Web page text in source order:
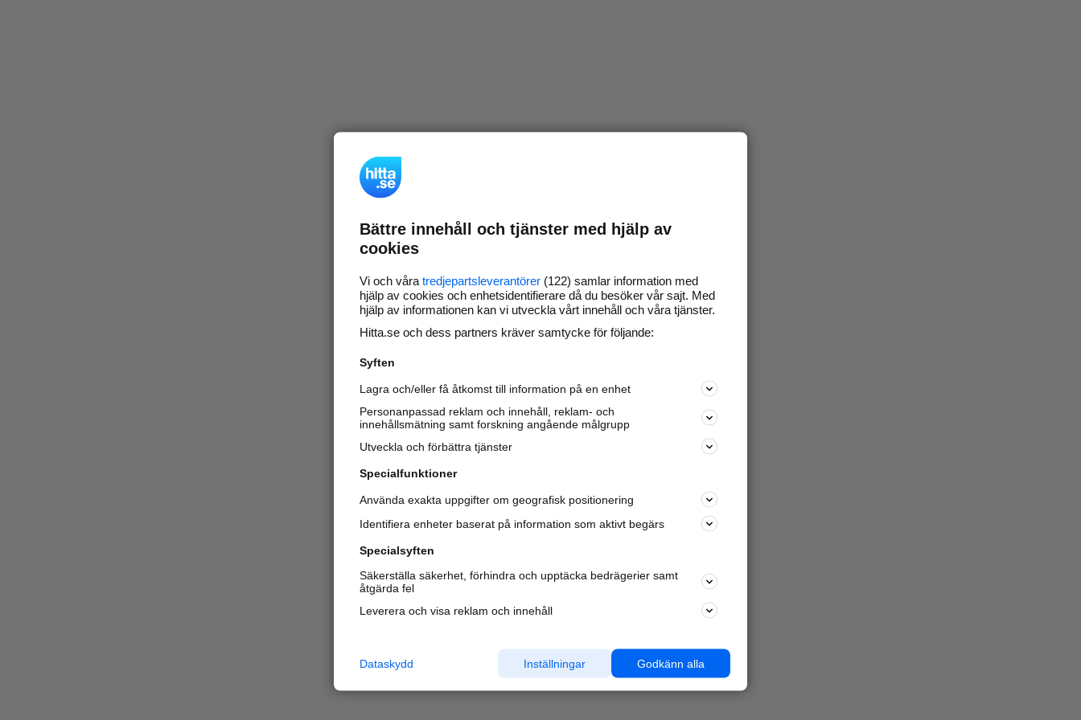
Bättre innehåll och tjänster med hjälp av
cookies
Vi och våra tredjepartsleverantörer (122) samlar information med
hjälp av cookies och enhetsidentifierare då du besöker vår sajt. Med
hjälp av informationen kan vi utveckla vårt innehåll och våra tjänster.
Hitta.se och dess partners kräver samtycke för följande:
Syften
Lagra och/eller få åtkomst till information på en enhet
Personanpassad reklam och innehåll, reklam- och
innehållsmätning samt forskning angående målgrupp
Utveckla och förbättra tjänster
Specialfunktioner
Använda exakta uppgifter om geografisk positionering
Identifiera enheter baserat på information som aktivt begärs
Specialsyften
Säkerställa säkerhet, förhindra och upptäcka bedrägerier samt
åtgärda fel
Leverera och visa reklam och innehåll
Godkänn alla
Inställningar
Dataskydd